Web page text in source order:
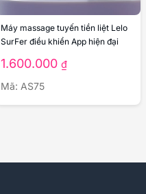
Máy massage tuyến tiền liệt Lelo
SurFer điều khiển App hiện đại
1.600.000 ₫
Mã: AS75